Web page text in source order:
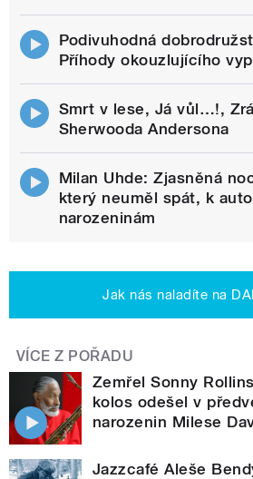
Podivuhodná
Příhody okouzlujícího
Smrt v lese, Já vůl…!,
Sherwooda Andersona
Milan Uhde: Zjasněná
který neuměl spát, k
narozeninám
Jak nás naladíte na
VÍCE Z POŘADU
Zemřel Sonny
kolos odešel v
narozenin Milese
Jazzcafé Aleše